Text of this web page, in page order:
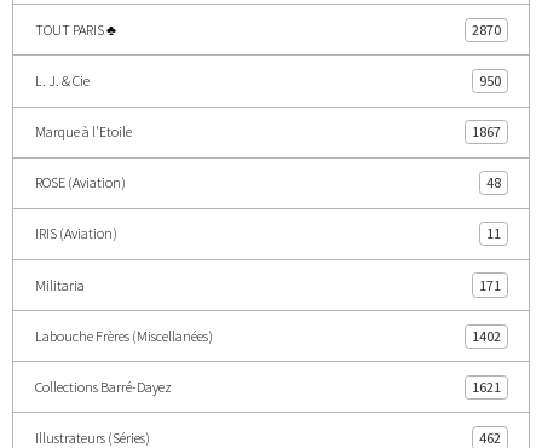
TOUT PARIS ♣ 2870
L. J. & Cie 950
Marque à l'Etoile 1867
ROSE (Aviation) 48
IRIS (Aviation) 11
Militaria 171
Labouche Frères (Miscellanées) 1402
Collections Barré-Dayez 1621
Illustrateurs (Séries) 462